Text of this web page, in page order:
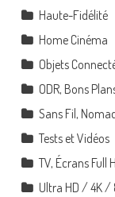
Haute-Fidélité
Home Cinéma
Objets
ODR, Bons
Sans Fil,
Tests et Vidéos
TV, Écrans Full
Ultra HD / 4K /